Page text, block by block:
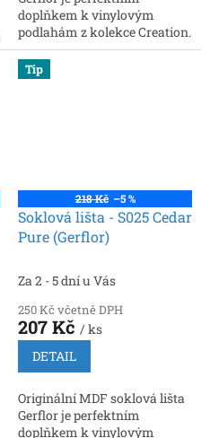
doplňkem k vinylovým
podlahám z kolekce Creation.
Rozměry: 2200 × 60 × 16 mm.
Snadná instalace, možnost
vedení kabelů
Tip
218 Kč –5 %
Soklová lišta - S025 Cedar
Pure (Gerflor)
Za 2 - 5 dní u Vás
250 Kč včetně DPH
207 Kč / ks
DETAIL
Originální MDF soklová lišta
Gerflor je perfektním
doplňkem k vinylovým